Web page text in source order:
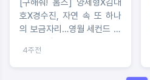
[구해줘! 홈즈] 양세형X김대
호X경수진, 자연 속 또 하나
의 보금자리…영월 세컨드 하
4주전